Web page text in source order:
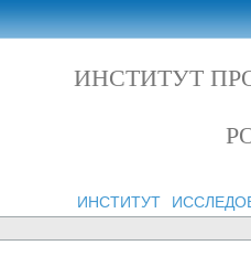
ИНСТИТУТ
ИНСТИТУТ